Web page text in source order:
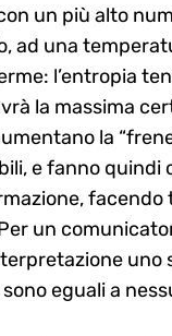
un più alto
ad una
l’entropia
la massima
la
e fanno quindi
facendo
un
uno
eguali a